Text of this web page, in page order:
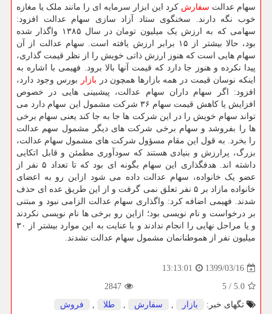
سهام عدالت سفارش کرد این ابزار سرمایه ای را مانند ملک یا مغازه
خوب نگه دارند. سخنگوی ستاد آزاد سازی سهام عدالت افزود:
سهامی که به ارزش یک میلیون تومان در سال ۱۳۸۵ واگذار شده
بود، حالا بیشتر از ۱۵ برابر ارزش یافته است. سهام عدالت از آن
سهام هایی است که هنوز ارزش ذاتی خویش را از نظر قیمت گذاری،
پیدا نکرده و هنوز جا دارد که قیمت آنها بالا برود. فهیمی با اشاره به
اینکه نوسان قیمت در همه بازارها همچون در بازار
بورس وجود دارد،
افزود: اگر سهام داران سهام عدالت، پیشبینی هایی در خصوص
افزایش یا کاهش قیمت سهام ۳۶ شرکت مشمول این سهام دارد می
تواند سهام خویش را در این شرکت ها جا به جا کند یعنی سهام برخی
ها را بفروشد و سهام برخی شرکت های دیگر مشمول سهم عدالت
را بخرد. به قول این مقام مسؤول شرکت های مشمول سهام عدالت،
بزرگ، پرارزش و بنیادی هستند که سودآوری مطمئن و قابل اتکایی
داشته اند. هدفگذاری این سهام بگونه ای بود که تا تعداد ۵ نفر از
عضو یک خانواده، سهام عدالت داده می شود ازاین رو به اعضای
خانواده مازاد بر ۵ نفر تعلق نمی گرفت و از این طریق عده ای حذف
شدند. فهیمی اضافه کرد: واگذاری سهام عدالت الزامی نبود و مبتنی
بر درخواست و نام نویسی بود؛ ازاین رو برخی ها نام نویسی نکردند
و یا مراحل نهایی را انجام ندادند و با عنایت به این موارد بیشتر از ۳۰
میلیون نفر از هموطنانمان مشمول سهام عدالت نشدند.
1399/03/16
13:13:01
5.0
/
5
2847
تگهای خبر:
بازار , سفارش , طلا , فروش